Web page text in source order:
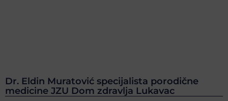
Dr. Eldin Muratović specijalista porodične
medicine JZU Dom zdravlja Lukavac